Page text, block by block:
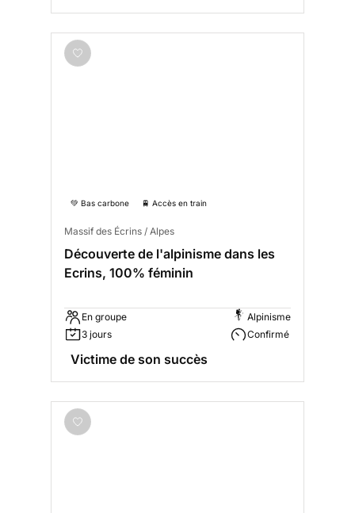
💚 Bas carbone 🚆 Accès en train
Massif des Écrins / Alpes
Découverte de l'alpinisme dans les
Ecrins, 100% féminin
En groupe
3 jours
Alpinisme
Confirmé
Victime de son succès